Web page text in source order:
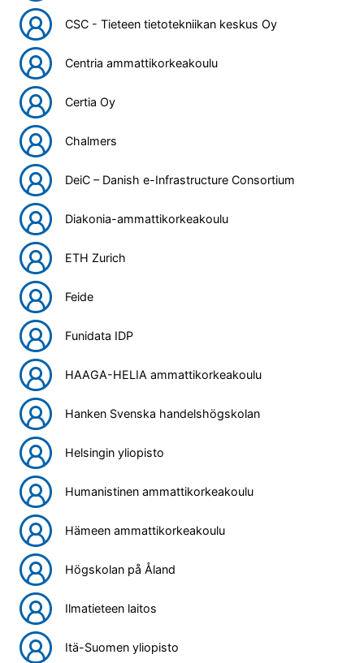
CSC - Tieteen tietotekniikan keskus Oy
Centria ammattikorkeakoulu
Certia Oy
Chalmers
DeiC – Danish e-Infrastructure Consortium
Diakonia-ammattikorkeakoulu
ETH Zurich
Feide
Funidata IDP
HAAGA-HELIA ammattikorkeakoulu
Hanken Svenska handelshögskolan
Helsingin yliopisto
Humanistinen ammattikorkeakoulu
Hämeen ammattikorkeakoulu
Högskolan på Åland
Ilmatieteen laitos
Itä-Suomen yliopisto